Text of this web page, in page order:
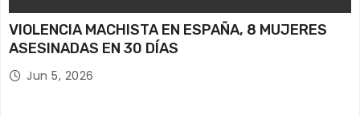
VIOLENCIA MACHISTA EN ESPAÑA, 8 MUJERES
ASESINADAS EN 30 DÍAS
Jun 5, 2026